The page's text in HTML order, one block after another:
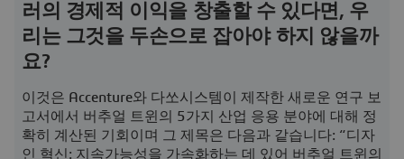
러의 경제적 이익을 창출할 수 있다면, 우
리는 그것을 두손으로 잡아야 하지 않을까
요?
이것은 Accenture와 다쏘시스템이 제작한 새로운 연구 보
고서에서 버추얼 트윈의 5가지 산업 응용 분야에 대해 정
확히 계산된 기회이며 그 제목은 다음과 같습니다: “디자
인 혁신: 지속가능성을 가속화하는 데 있어 버추얼 트윈의